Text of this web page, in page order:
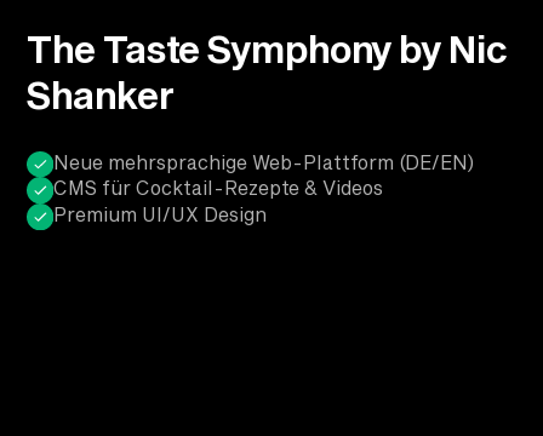
The Taste Symphony by Nic
Shanker
Neue mehrsprachige Web-Plattform (DE/EN)
CMS für Cocktail-Rezepte & Videos
Premium UI/UX Design